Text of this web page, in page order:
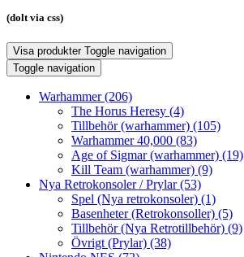
(dolt via css)
Visa produkter Toggle navigation
Toggle navigation
Warhammer(206)
The Horus Heresy (4)
Tillbehör (warhammer) (105)
Warhammer 40,000 (83)
Age of Sigmar (warhammer) (19)
Kill Team (warhammer) (9)
Nya Retrokonsoler / Prylar(53)
Spel (Nya retrokonsoler) (1)
Basenheter (Retrokonsoller) (5)
Tillbehör (Nya Retrotillbehör) (9)
Övrigt (Prylar) (38)